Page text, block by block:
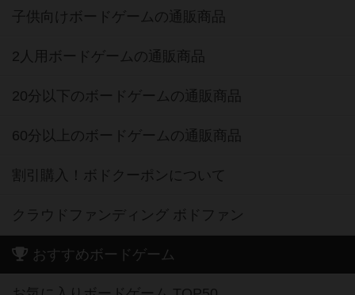
子供向けボードゲームの通販商品
2人用ボードゲームの通販商品
20分以下のボードゲームの通販商品
60分以上のボードゲームの通販商品
割引購入！ボドクーポンについて
クラウドファンディング ボドファン
おすすめボードゲーム